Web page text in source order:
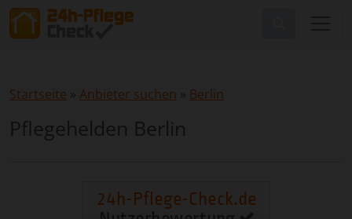
Startseite » Anbieter suchen » Berlin
Pflegehelden Berlin